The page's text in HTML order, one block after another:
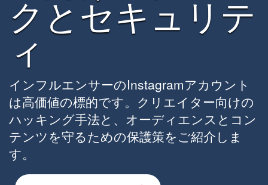
クとセキュリテ
ィ
インフルエンサーのInstagramアカウント
は高価値の標的です。クリエイター向けの
ハッキング手法と、オーディエンスとコン
テンツを守るための保護策をご紹介しま
す。